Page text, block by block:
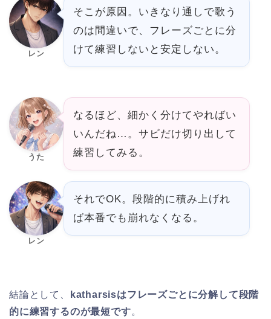
レン
そこが原因。いきなり通しで歌う
のは間違いで、フレーズごとに分
けて練習しないと安定しない。
うた
なるほど、細かく分けてやればい
いんだね…。サビだけ切り出して
練習してみる。
レン
それでOK。段階的に積み上げれ
ば本番でも崩れなくなる。
結論として、
katharsisはフレーズごとに分解して段階
的に練習するのが最短です。